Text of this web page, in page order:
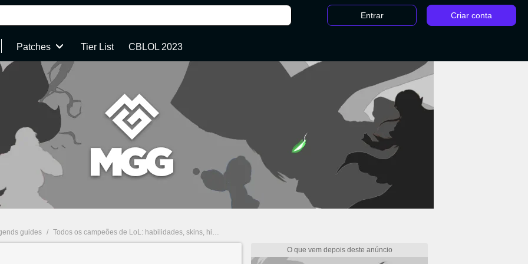
Entrar Criar conta
Patches Tier List CBLOL 2023
guides / Todos os campeões de LoL: habilidades, skins, história e mais